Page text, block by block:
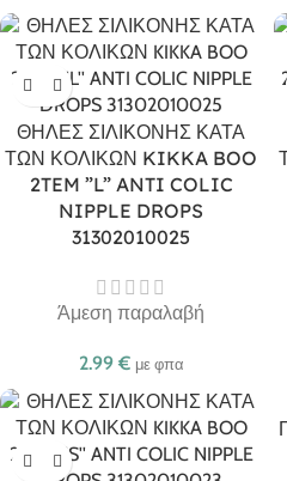
ΘΗΛΕΣ ΣΙΛΙΚΟΝΗΣ ΚΑΤΑ
ΤΩΝ ΚΟΛΙΚΩΝ KIKKA BOO
2TEM ”L” ANTI COLIC
NIPPLE DROPS
31302010025
Άμεση παραλαβή
2.99 € με φπα